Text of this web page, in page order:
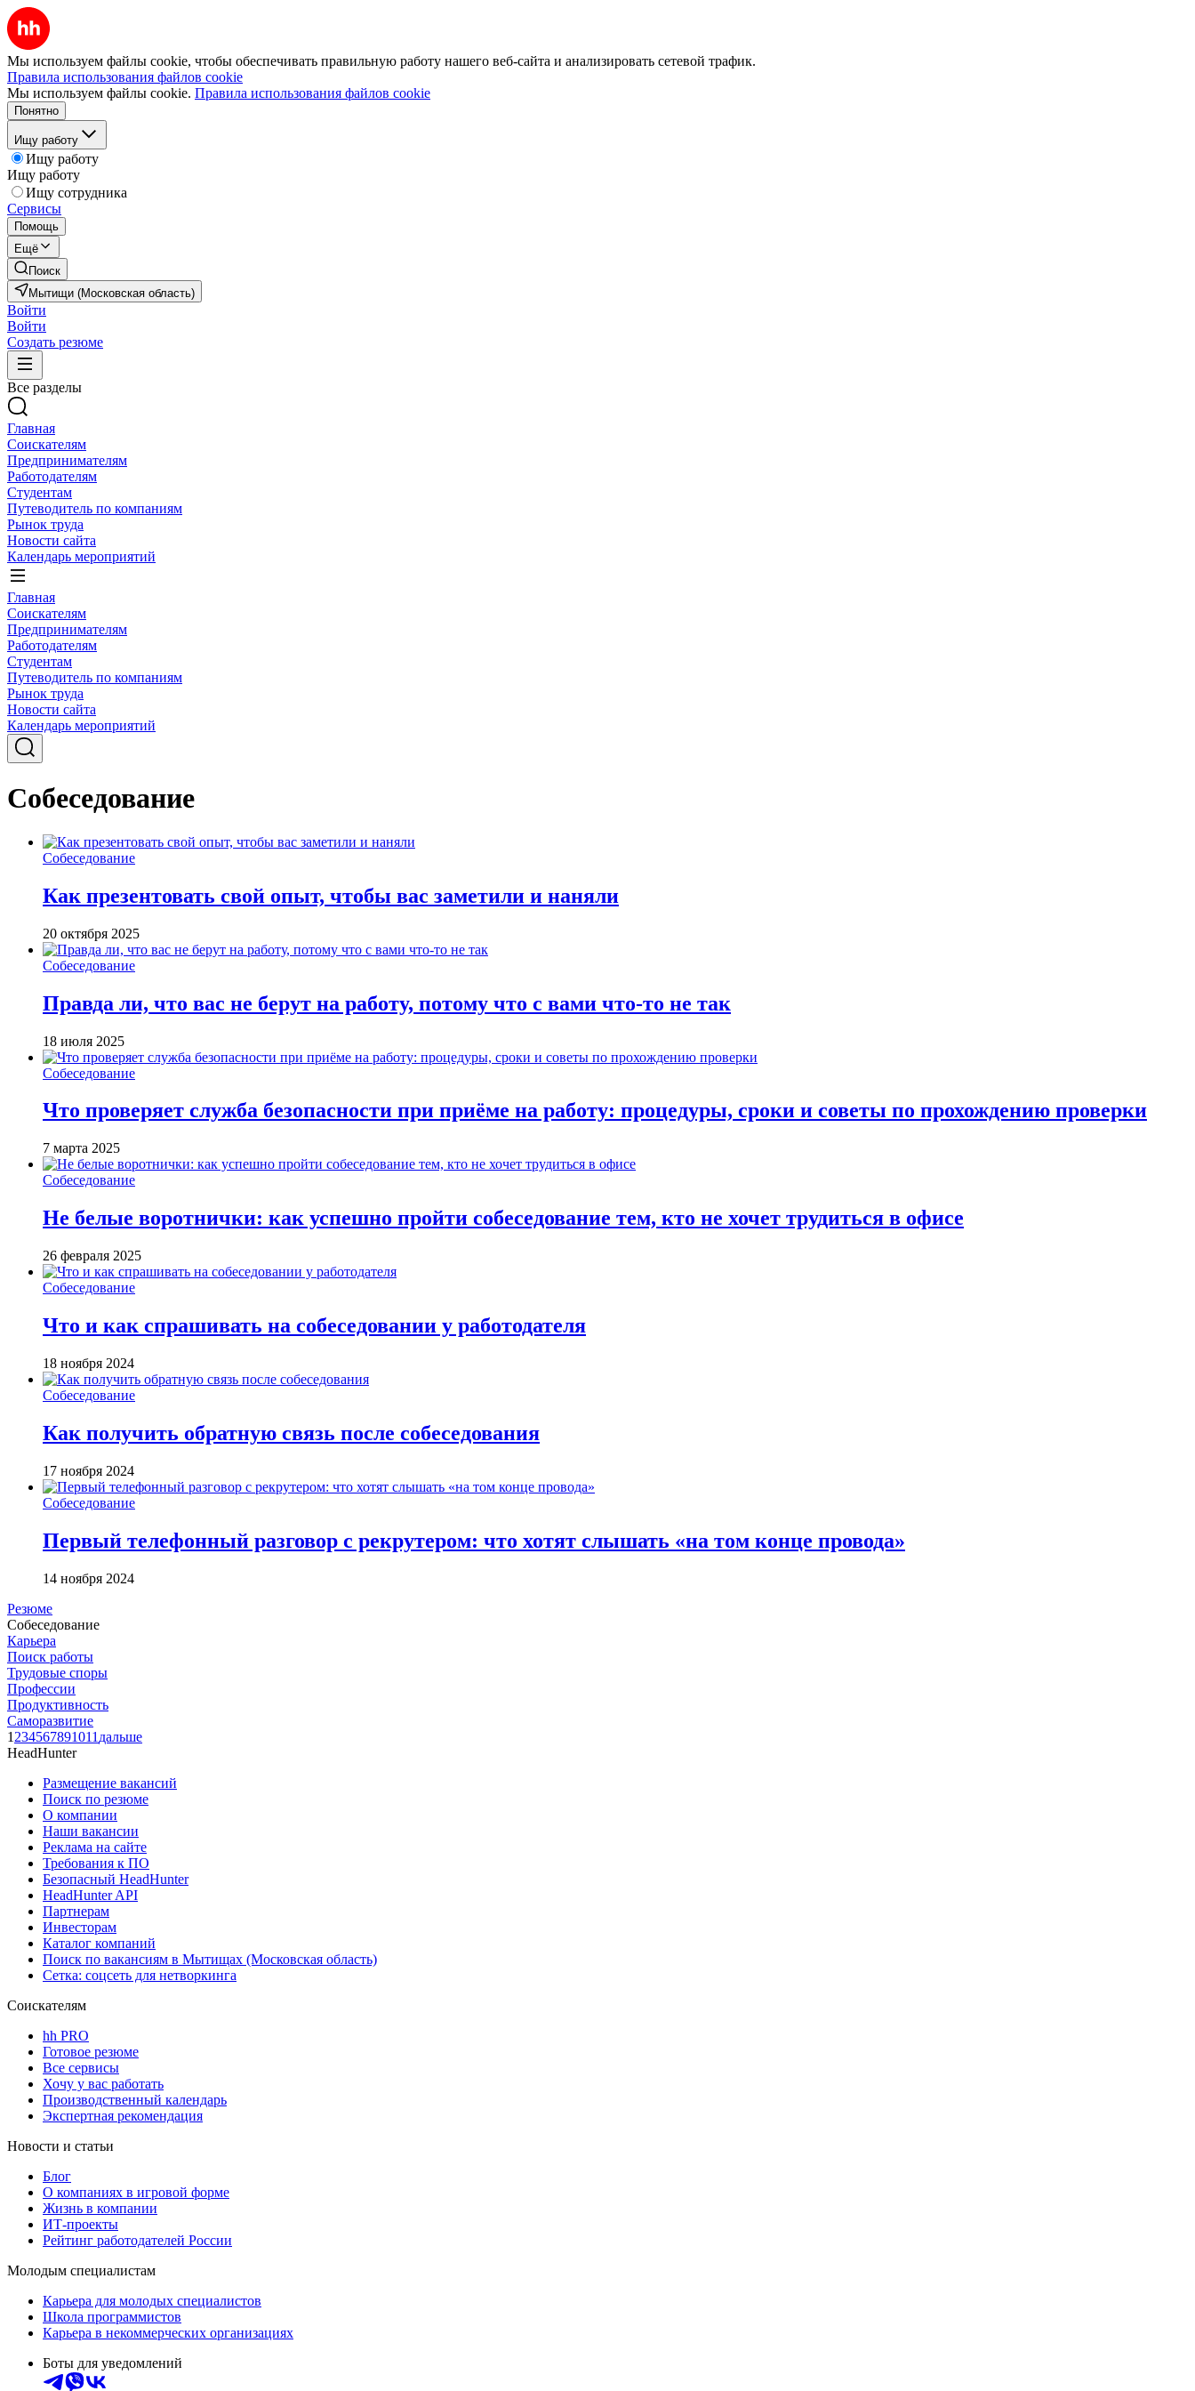
Мы используем файлы cookie, чтобы обеспечивать правильную работу нашего веб-сайта и анализировать сетевой трафик.
Правила использования файлов cookie
Мы используем файлы cookie. Правила использования файлов cookie
Понятно
Ищу работу
Ищу работу
Ищу работу
Ищу сотрудника
Сервисы
Помощь
Ещё
Поиск
Мытищи (Московская область)
Войти
Войти
Создать резюме
Все разделы
Главная
Соискателям
Предпринимателям
Работодателям
Студентам
Путеводитель по компаниям
Рынок труда
Новости сайта
Календарь мероприятий
Главная
Соискателям
Предпринимателям
Работодателям
Студентам
Путеводитель по компаниям
Рынок труда
Новости сайта
Календарь мероприятий
Собеседование
Собеседование
Как презентовать свой опыт, чтобы вас заметили и наняли
20 октября 2025
Собеседование
Правда ли, что вас не берут на работу, потому что с вами что-то не так
18 июля 2025
Собеседование
Что проверяет служба безопасности при приёме на работу: процедуры, сроки и советы по прохождению проверки
7 марта 2025
Собеседование
Не белые воротнички: как успешно пройти собеседование тем, кто не хочет трудиться в офисе
26 февраля 2025
Собеседование
Что и как спрашивать на собеседовании у работодателя
18 ноября 2024
Собеседование
Как получить обратную связь после собеседования
17 ноября 2024
Собеседование
Первый телефонный разговор с рекрутером: что хотят слышать «на том конце провода»
14 ноября 2024
Резюме
Собеседование
Карьера
Поиск работы
Трудовые споры
Профессии
Продуктивность
Саморазвитие
1 234567891011 дальше
HeadHunter
Размещение вакансий
Поиск по резюме
О компании
Наши вакансии
Реклама на сайте
Требования к ПО
Безопасный HeadHunter
HeadHunter API
Партнерам
Инвесторам
Каталог компаний
Поиск по вакансиям в Мытищах (Московская область)
Сетка: соцсеть для нетворкинга
Соискателям
hh PRO
Готовое резюме
Все сервисы
Хочу у вас работать
Производственный календарь
Экспертная рекомендация
Новости и статьи
Блог
О компаниях в игровой форме
Жизнь в компании
ИТ-проекты
Рейтинг работодателей России
Молодым специалистам
Карьера для молодых специалистов
Школа программистов
Карьера в некоммерческих организациях
Боты для уведомлений